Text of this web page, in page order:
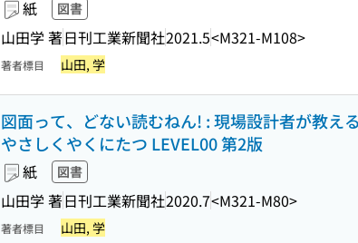
紙 図書
山田学 著日刊工業新聞社2021.5<M321-M108>
著者標目 山田, 学
図面って、どない読むねん! : 現場設計者が教え
やさしくやくにたつ LEVEL00 第2版
紙 図書
山田学 著日刊工業新聞社2020.7<M321-M80>
著者標目 山田, 学